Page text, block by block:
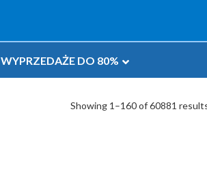
WYPRZEDAŻE DO 80%
Showing 1–160 of 60881